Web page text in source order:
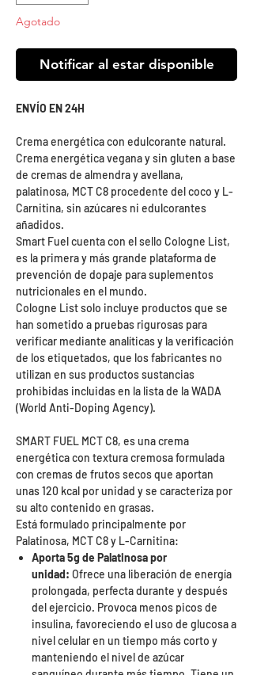
Agotado
Notificar al estar disponible
ENVÍO EN 24H
Crema energética con edulcorante natural.
Crema energética vegana y sin gluten a base
de cremas de almendra y avellana,
palatinosa, MCT C8 procedente del coco y L-
Carnitina, sin azúcares ni edulcorantes
añadidos.
Smart Fuel cuenta con el sello Cologne List,
es la primera y más grande plataforma de
prevención de dopaje para suplementos
nutricionales en el mundo.
Cologne List solo incluye productos que se
han sometido a pruebas rigurosas para
verificar mediante analíticas y la verificación
de los etiquetados, que los fabricantes no
utilizan en sus productos sustancias
prohibidas incluidas en la lista de la WADA
(World Anti-Doping Agency).
SMART FUEL MCT C8, es una crema
energética con textura cremosa formulada
con cremas de frutos secos que aportan
unas 120 kcal por unidad y se caracteriza por
su alto contenido en grasas.
Está formulado principalmente por
Palatinosa, MCT C8 y L-Carnitina:
Aporta 5g de Palatinosa por
unidad: Ofrece una liberación de energía
prolongada, perfecta durante y después
del ejercicio. Provoca menos picos de
insulina, favoreciendo el uso de glucosa a
nivel celular en un tiempo más corto y
manteniendo el nivel de azúcar